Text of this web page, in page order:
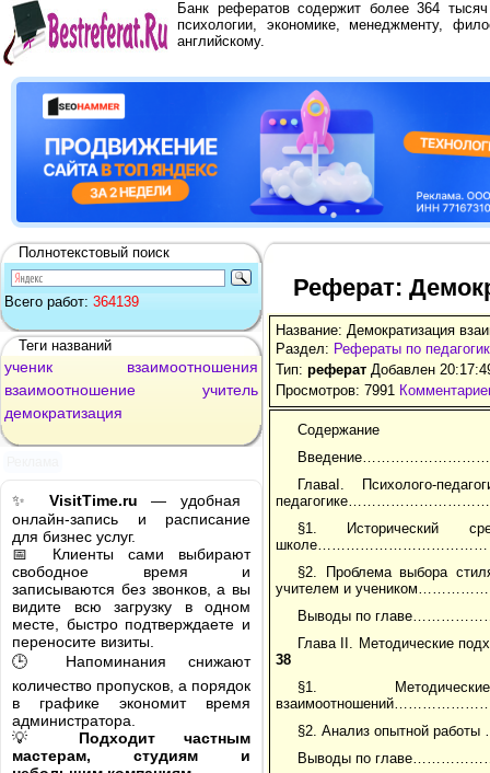
Банк рефератов содержит более 364
психологии, экономике, менеджменту,
английскому.
Полнотекстовый поиск
Всего работ: 364139
Теги названий
ученик
взаимоотношения
взаимоотношение
учитель
демократизация
✨ VisitTime.ru — удобная
онлайн-запись и расписание
для бизнес услуг.
📅 Клиенты сами выбирают
свободное время и
записываются без звонков, а вы
видите всю загрузку в одном
месте, быстро подтверждаете и
переносите визиты.
🕒 Напоминания снижают
количество пропусков, а порядок
в графике экономит время
администратора.
💡 Подходит частным
мастерам, студиям и
Реферат:
Название: Демократизация
Раздел: Рефераты по
Тип: реферат Добавлен
Просмотров: 7991
Содержание
ГлаваI. Психолого-
§1. Исторический
§2. Проблема выбора
учителем и
Выводы по
Глава II. Методические
38
§1.
§2. Анализ опытной
Выводы по